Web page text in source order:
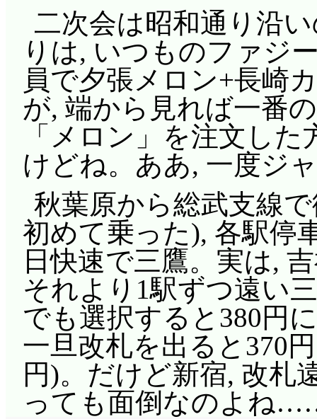
二次会は昭和通り沿
りは, いつものファジ
員で夕張メロン+長崎
が, 端から見れば一番
「メロン」を注文し
けどね。ああ, 一度ジ
秋葉原から総武支線
初めて乗った), 各駅停
日快速で三鷹。実は,
それより1駅ずつ遠い
でも選択すると380円
一旦改札を出ると370
円)。だけど新宿, 改札
っても面倒なのよね